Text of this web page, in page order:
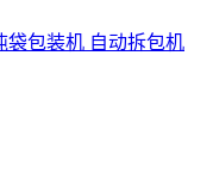
袋包装机 自动拆包机